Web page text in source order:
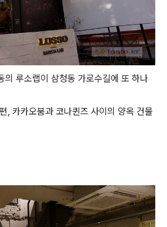
루소랩이 삼청동 가로수길에 또 하나
, 카카오붐과 코나퀸즈 사이의 양옥 건물